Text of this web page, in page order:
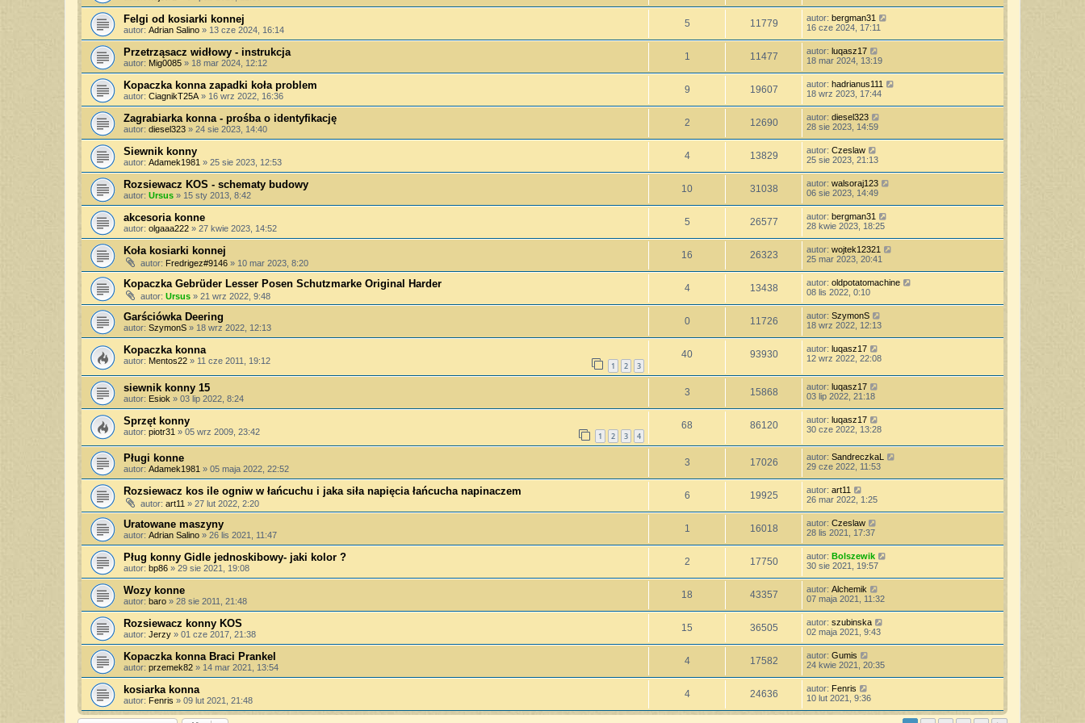
Felgi od kosiarki konnej
autor: Adrian Salino » 13 cze 2024, 16:14
5 11779 autor: bergman31
16 cze 2024, 17:11
Przetrząsacz widłowy - instrukcja
autor: Mig0085 » 18 mar 2024, 12:12
1 11477 autor: luqasz17
18 mar 2024, 13:19
Kopaczka konna zapadki koła problem
autor: CiagnikT25A » 16 wrz 2022, 16:36
9 19607 autor: hadrianus111
18 wrz 2023, 17:44
Zagrabiarka konna - prośba o identyfikację
autor: diesel323 » 24 sie 2023, 14:40
2 12690 autor: diesel323
28 sie 2023, 14:59
Siewnik konny
autor: Adamek1981 » 25 sie 2023, 12:53
4 13829 autor: Czeslaw
25 sie 2023, 21:13
Rozsiewacz KOS - schematy budowy
autor: Ursus » 15 sty 2013, 8:42
10 31038 autor: walsoraj123
06 sie 2023, 14:49
akcesoria konne
autor: olgaaa222 » 27 kwie 2023, 14:52
5 26577 autor: bergman31
28 kwie 2023, 18:25
Koła kosiarki konnej
autor: Fredrigez#9146 » 10 mar 2023, 8:20
16 26323 autor: wojtek12321
25 mar 2023, 20:41
Kopaczka Gebrüder Lesser Posen Schutzmarke Original Harder
autor: Ursus » 21 wrz 2022, 9:48
4 13438 autor: oldpotatomachine
08 lis 2022, 0:10
Garściówka Deering
autor: SzymonS » 18 wrz 2022, 12:13
0 11726 autor: SzymonS
18 wrz 2022, 12:13
Kopaczka konna
autor: Mentos22 » 11 cze 2011, 19:12 1 2 3
40 93930 autor: luqasz17
12 wrz 2022, 22:08
siewnik konny 15
autor: Esiok » 03 lip 2022, 8:24
3 15868 autor: luqasz17
03 lip 2022, 21:18
Sprzęt konny
autor: piotr31 » 05 wrz 2009, 23:42 1 2 3 4
68 86120 autor: luqasz17
30 cze 2022, 13:28
Pługi konne
autor: Adamek1981 » 05 maja 2022, 22:52
3 17026 autor: SandreczkaL
29 cze 2022, 11:53
Rozsiewacz kos ile ogniw w łańcuchu i jaka siła napięcia łańcucha napinaczem
autor: art11 » 27 lut 2022, 2:20
6 19925 autor: art11
26 mar 2022, 1:25
Uratowane maszyny
autor: Adrian Salino » 26 lis 2021, 11:47
1 16018 autor: Czeslaw
28 lis 2021, 17:37
Pług konny Gidle jednoskibowy- jaki kolor ?
autor: bp86 » 29 sie 2021, 19:08
2 17750 autor: Bolszewik
30 sie 2021, 19:57
Wozy konne
autor: baro » 28 sie 2011, 21:48
18 43357 autor: Alchemik
07 maja 2021, 11:32
Rozsiewacz konny KOS
autor: Jerzy » 01 cze 2017, 21:38
15 36505 autor: szubinska
02 maja 2021, 9:43
Kopaczka konna Braci Prankel
autor: przemek82 » 14 mar 2021, 13:54
4 17582 autor: Gumis
24 kwie 2021, 20:35
kosiarka konna
autor: Fenris » 09 lut 2021, 21:48
4 24636 autor: Fenris
10 lut 2021, 9:36